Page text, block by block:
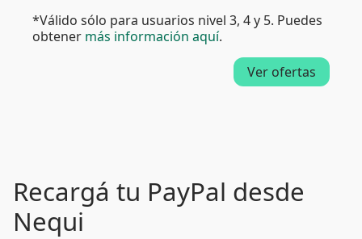
*Válido sólo para usuarios nivel 3, 4 y 5. Puedes
obtener más información aquí.
Ver ofertas
Recargá tu PayPal desde
Nequi